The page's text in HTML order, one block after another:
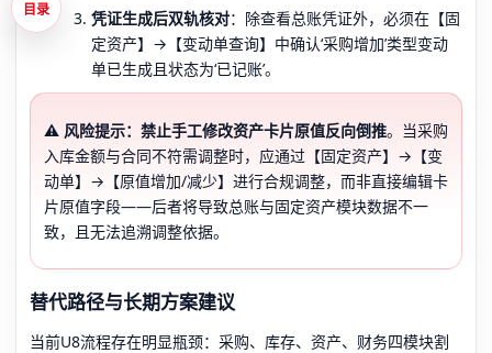
凭证生成后双轨核对：除查看总账凭证外，必须在【固
定资产】→【变动单查询】中确认‘采购增加’类型变动
单已生成且状态为‘已记账’。
⚠️ 风险提示：禁止手工修改资产卡片原值反向倒推。当采购
入库金额与合同不符需调整时，应通过【固定资产】→【变
动单】→【原值增加/减少】进行合规调整，而非直接编辑卡
片原值字段——后者将导致总账与固定资产模块数据不一
致，且无法追溯调整依据。
替代路径与长期方案建议
当前U8流程存在明显瓶颈：采购、库存、资产、财务四模块割
目录